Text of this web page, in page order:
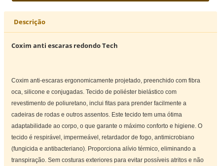
Descrição
Coxim anti escaras redondo Tech
Coxim anti-escaras ergonomicamente projetado, preenchido com fibra
oca, silicone e conjugadas.Tecido de poliéster bielástico com
revestimento de poliuretano, inclui fitas para prender facilmente a
cadeiras de rodas e outros assentos. Este tecido tem uma ótima
adaptabilidade ao corpo, o que garante o máximo conforto e higiene.O
tecido é respirável, impermeável,retardador de fogo, antimicrobiano
(fungicida e antibacteriano). Proporciona alívio térmico, eliminando a
transpiração.Sem costuras exteriores para evitar possíveis atritos e não